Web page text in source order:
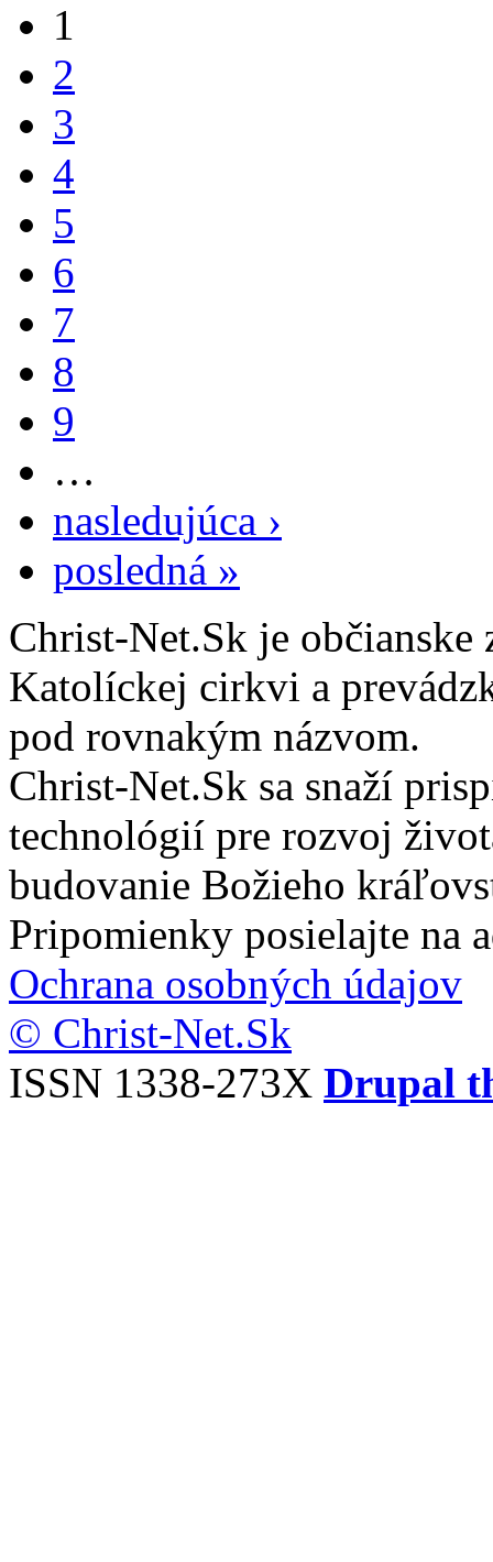
1
2
3
4
5
6
7
8
9
…
nasledujúca ›
posledná »
Christ-Net.Sk je
Katolíckej cirkvi a
pod rovnakým názvom.
Christ-Net.Sk sa snaží
technológií pre rozvoj
budovanie Božieho
Pripomienky posielajte na
Ochrana osobných údajov
© Christ-Net.Sk
ISSN 1338-273X Drupal